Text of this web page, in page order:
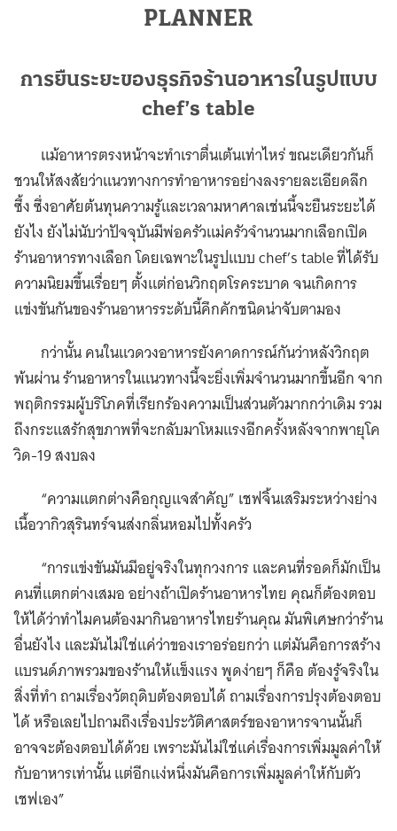
PLANNER
การยืนระยะของธุรกิจร้านอาหารในรูปแบบ
chef’s table
แม้อาหารตรงหน้าจะทำเราตื่นเต้นเท่าไหร่ ขณะเดียวกันก็
ชวนให้สงสัยว่าแนวทางการทำอาหารอย่างลงรายละเอียดลึก
ซึ้ง ซึ่งอาศัยต้นทุนความรู้และเวลามหาศาลเช่นนี้จะยืนระยะได้
ยังไง ยังไม่นับว่าปัจจุบันมีพ่อครัวแม่ครัวจำนวนมากเลือกเปิด
ร้านอาหารทางเลือก โดยเฉพาะในรูปแบบ chef’s table ที่ได้รับ
ความนิยมขึ้นเรื่อยๆ ตั้งแต่ก่อนวิกฤตโรคระบาด จนเกิดการ
แข่งขันกันของร้านอาหารระดับนี้คึกคักชนิดน่าจับตามอง
กว่านั้น คนในแวดวงอาหารยังคาดการณ์กันว่าหลังวิกฤต
พ้นผ่าน ร้านอาหารในแนวทางนี้จะยิ่งเพิ่มจำนวนมากขึ้นอีก จาก
พฤติกรรมผู้บริโภคที่เรียกร้องความเป็นส่วนตัวมากกว่าเดิม รวม
ถึงกระแสรักสุขภาพที่จะกลับมาโหมแรงอีกครั้งหลังจากพายุโค
วิด-19 สงบลง
“ความแตกต่างคือกุญแจสำคัญ” เชฟจิ้นเสริมระหว่างย่าง
เนื้อวากิวสุรินทร์จนส่งกลิ่นหอมไปทั้งครัว
“การแข่งขันมันมีอยู่จริงในทุกวงการ และคนที่รอดก็มักเป็น
คนที่แตกต่างเสมอ อย่างถ้าเปิดร้านอาหารไทย คุณก็ต้องตอบ
ให้ได้ว่าทำไมคนต้องมากินอาหารไทยร้านคุณ มันพิเศษกว่าร้าน
อื่นยังไง และมันไม่ใช่แค่ว่าของเราอร่อยกว่า แต่มันคือการสร้าง
แบรนด์ภาพรวมของร้านให้แข็งแรง พูดง่ายๆ ก็คือ ต้องรู้จริงใน
สิ่งที่ทำ ถามเรื่องวัตถุดิบต้องตอบได้ ถามเรื่องการปรุงต้องตอบ
ได้ หรือเลยไปถามถึงเรื่องประวัติศาสตร์ของอาหารจานนั้นก็
อาจจะต้องตอบได้ด้วย เพราะมันไม่ใช่แค่เรื่องการเพิ่มมูลค่าให้
กับอาหารเท่านั้น แต่อีกแง่หนึ่งมันคือการเพิ่มมูลค่าให้กับตัว
เชฟเอง”